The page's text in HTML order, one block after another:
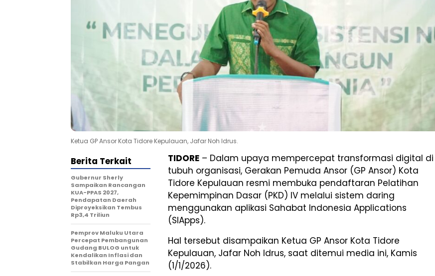
Ketua GP Ansor Kota Tidore Kepulauan, Jafar Noh Idrus.
TIDORE – Dalam upaya mempercepat transformasi digital di
tubuh organisasi, Gerakan Pemuda Ansor (GP Ansor) Kota
Tidore Kepulauan resmi membuka pendaftaran Pelatihan
Kepemimpinan Dasar (PKD) IV melalui sistem daring
menggunakan aplikasi Sahabat Indonesia Applications
(SIApps).
Hal tersebut disampaikan Ketua GP Ansor Kota Tidore
Kepulauan, Jafar Noh Idrus, saat ditemui media ini, Kamis
(1/1/2026).
Berita Terkait
Gubernur Sherly
Sampaikan Rancangan
KUA-PPAS 2027,
Pendapatan Daerah
Diproyeksikan Tembus
Rp3,4 Triliun
Pemprov Maluku Utara
Percepat Pembangunan
Gudang BULOG untuk
Kendalikan Inflasi dan
Stabilkan Harga Pangan